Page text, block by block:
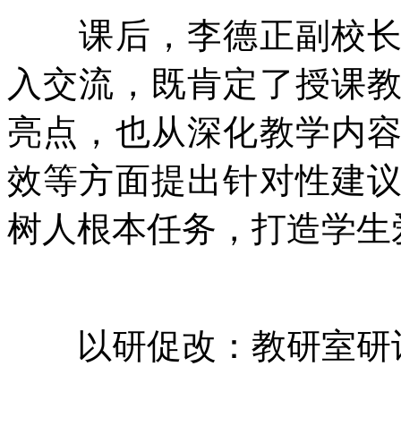
课后，李德正副校长
入交流，既肯定了授课
亮点，也从深化教学内
效等方面提出针对性建
树人根本任务，打造学
以研促改：教研室研